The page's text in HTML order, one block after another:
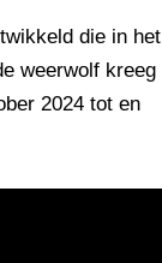
die in het
weerwolf kreeg
2024 tot en